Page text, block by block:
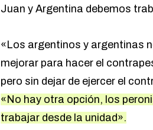
Juan y Argentina debemos
«Los argentinos y argentinas
mejorar para hacer el
pero sin dejar de ejercer el
«No hay otra opción, los
trabajar desde la unidad».